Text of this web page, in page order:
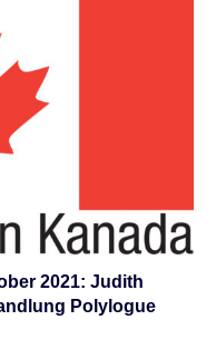
2021: Judith
Polylogue